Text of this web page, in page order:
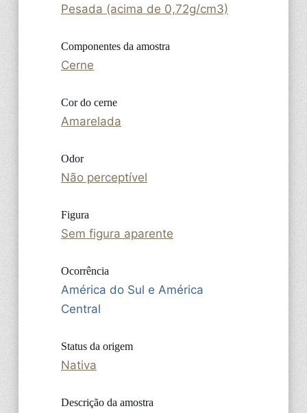
Pesada (acima de 0,72g/cm3)
Componentes da amostra
Cerne
Cor do cerne
Amarelada
Odor
Não perceptível
Figura
Sem figura aparente
Ocorrência
América do Sul e América
Central
Status da origem
Nativa
Descrição da amostra